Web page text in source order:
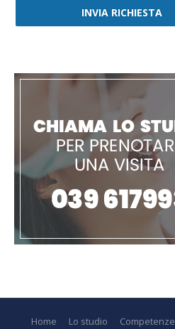
INVIA RICHIESTA
Home Lo studio Competenze